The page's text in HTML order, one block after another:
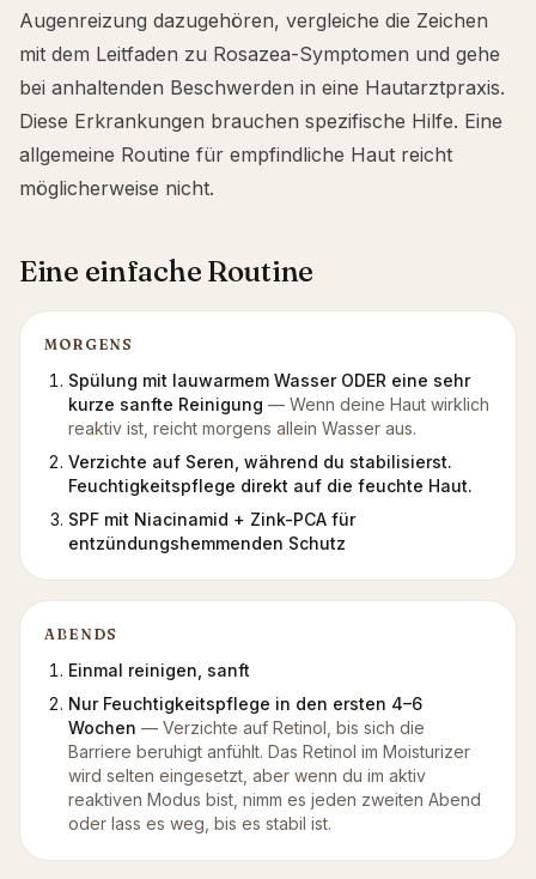
Augenreizung dazugehören, vergleiche die Zeichen
mit dem Leitfaden zu Rosazea-Symptomen und gehe
bei anhaltenden Beschwerden in eine Hautarztpraxis.
Diese Erkrankungen brauchen spezifische Hilfe. Eine
allgemeine Routine für empfindliche Haut reicht
möglicherweise nicht.
Eine einfache Routine
MORGENS
Spülung mit lauwarmem Wasser ODER eine sehr
kurze sanfte Reinigung — Wenn deine Haut wirklich
reaktiv ist, reicht morgens allein Wasser aus.
Verzichte auf Seren, während du stabilisierst.
Feuchtigkeitspflege direkt auf die feuchte Haut.
SPF mit Niacinamid + Zink-PCA für
entzündungshemmenden Schutz
ABENDS
Einmal reinigen, sanft
Nur Feuchtigkeitspflege in den ersten 4–6
Wochen — Verzichte auf Retinol, bis sich die
Barriere beruhigt anfühlt. Das Retinol im Moisturizer
wird selten eingesetzt, aber wenn du im aktiv
reaktiven Modus bist, nimm es jeden zweiten Abend
oder lass es weg, bis es stabil ist.